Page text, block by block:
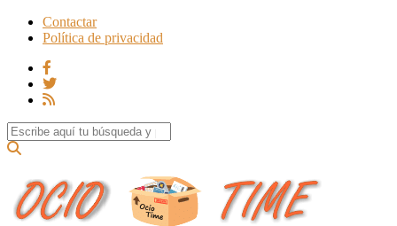
Contactar
Política de privacidad
Search for: